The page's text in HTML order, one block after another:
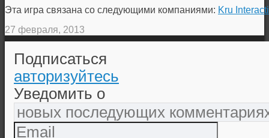
Эта игра связана со следующими компаниями: Kru
27 февраля, 2013
Подписаться
авторизуйтесь
Уведомить о